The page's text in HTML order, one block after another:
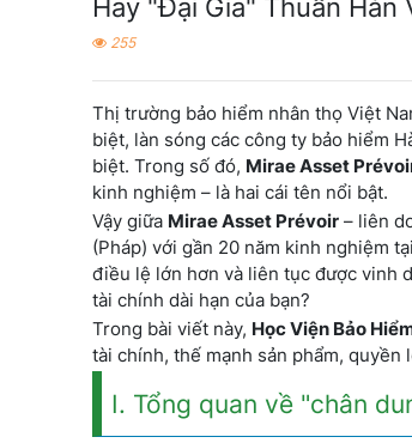
Hay "Đại Gia" Thuần Hàn
255
Thị trường bảo hiểm nhân thọ Việt
biệt, làn sóng các công ty bảo hiểm
biệt. Trong số đó, Mirae Asset
kinh nghiệm – là hai cái tên nổi bật.
Vậy giữa Mirae Asset Prévoir – liên
(Pháp) với gần 20 năm kinh nghiệm
điều lệ lớn hơn và liên tục được vinh
tài chính dài hạn của bạn?
Trong bài viết này, Học Viện Bảo
tài chính, thế mạnh sản phẩm,
I. Tổng quan về "chân